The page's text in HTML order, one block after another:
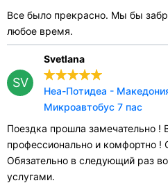
Все было прекрасно. Мы бы
любое время.
SV
Svetlana
Неа-Потидеа -
Микроавтобус 7 пас
Поездка прошла замечательно !
профессионально и комфортно !
Обязательно в следующий раз
услугами.